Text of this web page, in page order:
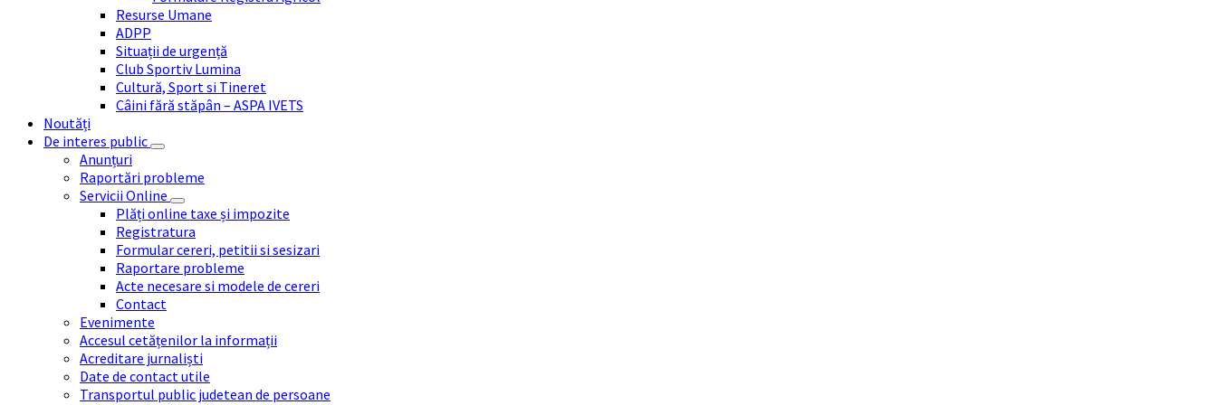
Resurse Umane
ADPP
Situații de urgență
Club Sportiv Lumina
Cultură, Sport si Tineret
Câini fără stăpân – ASPA IVETS
Noutăți
De interes public
Anunțuri
Raportări probleme
Servicii Online
Plăți online taxe și impozite
Registratura
Formular cereri, petitii si sesizari
Raportare probleme
Acte necesare si modele de cereri
Contact
Evenimente
Accesul cetățenilor la informații
Acreditare jurnaliști
Date de contact utile
Transportul public judetean de persoane